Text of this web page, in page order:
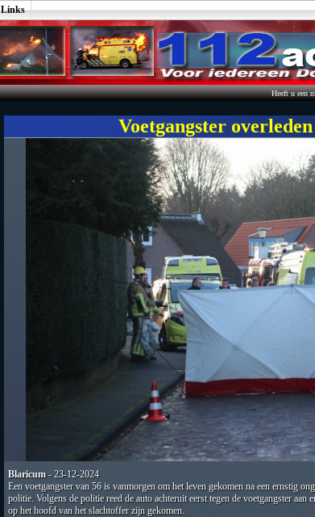
Links
Heeft u een
Voetgangster
Blaricum- 23-12-2024
Een voetgangster van 56 is vanmorgen om het leven gekomen na een ernstig
politie. Volgens de politie reed de auto achteruit eerst tegen de voetgangster aan
op het hoofd van het slachtoffer zijn gekomen.